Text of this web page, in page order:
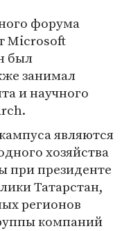
форума
Microsoft
был
занимал
и научного
являются
хозяйства
при президенте
Татарстан,
регионов
компаний